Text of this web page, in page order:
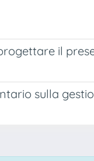
il
sulla